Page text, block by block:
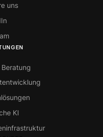
uns
KI